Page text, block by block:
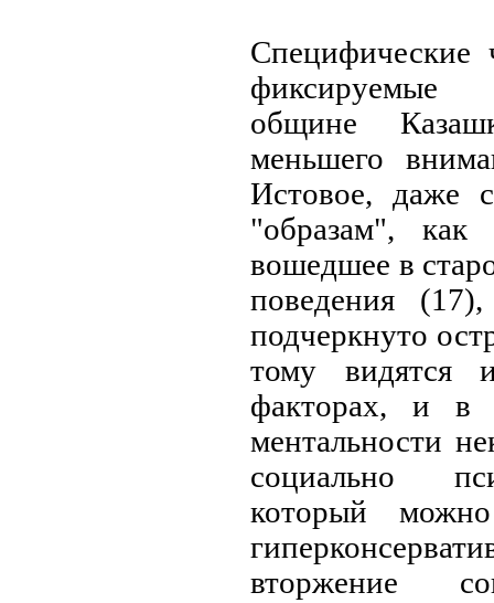
Специфические
фиксируемые
общине
меньшего
Истовое, даже
"образам",
вошедшее в
поведения
подчеркнуто
тому видятся
факторах, и
ментальности
социально
который можно
вторжение